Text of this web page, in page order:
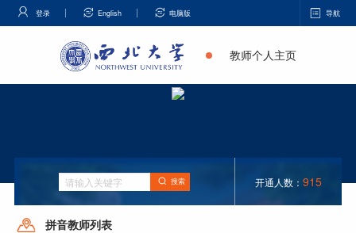
登录 English 电脑版 导航
教师个人主页
搜索 开通人数： 915
拼音教师列表